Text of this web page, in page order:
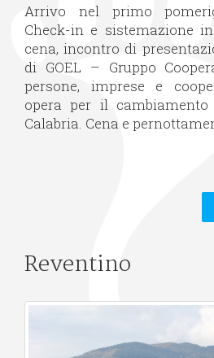
Arrivo nel primo
Check-in e sistemazione
cena, incontro di
di GOEL – Gruppo
persone, imprese e
opera per il
Calabria. Cena e
Reventino